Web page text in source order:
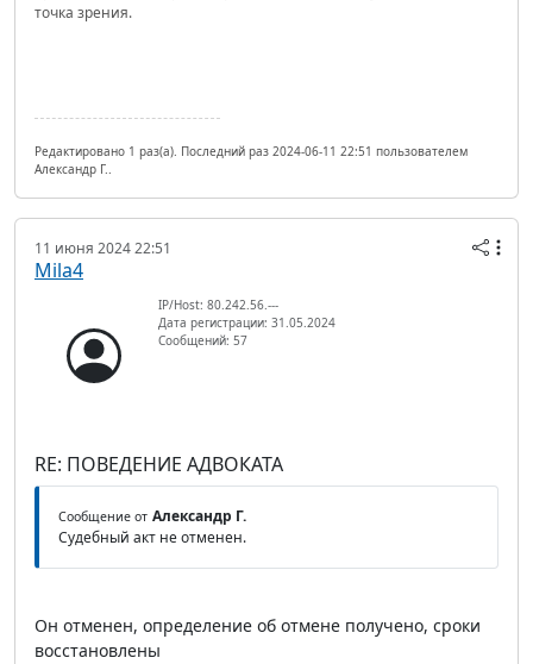
точка зрения.
Редактировано 1 раз(а). Последний раз 2024-06-11 22:51 пользователем
Александр Г..
11 июня 2024 22:51
Mila4
IP/Host: 80.242.56.---
Дата регистрации: 31.05.2024
Сообщений: 57
RE: ПОВЕДЕНИЕ АДВОКАТА
Сообщение от Александр Г.
Судебный акт не отменен.
Он отменен, определение об отмене получено, сроки
восстановлены